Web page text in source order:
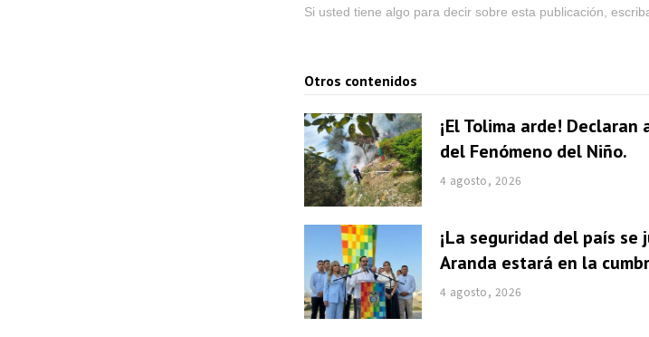
Si usted tiene algo para decir sobre esta publicación,
Otros contenidos
¡El Tolima arde!
del Fenómeno del Niño.
4 agosto, 2026
¡La seguridad del país
Aranda estará en la
4 agosto, 2026